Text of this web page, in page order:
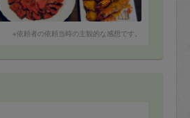
も時間的にもかなり負担を掛けてし
のですが、快く作業して下さり感謝
ざいました！
※依頼者の依頼当時の主観的な感想です。